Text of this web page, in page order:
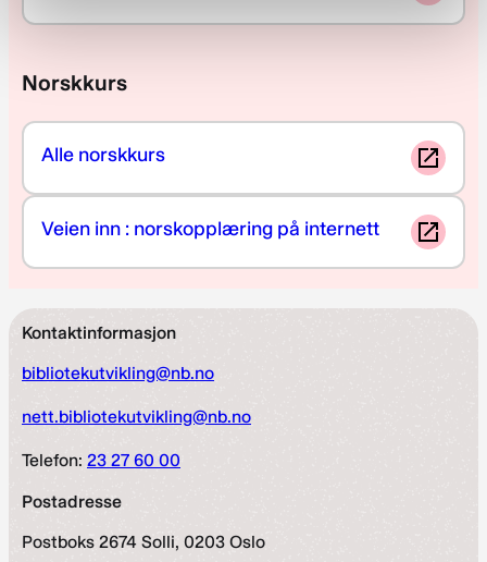
Norskkurs
Alle norskkurs
Veien inn : norskopplæring på internett
Kontaktinformasjon
bibliotekutvikling@nb.no
nett.bibliotekutvikling@nb.no
Telefon: 23 27 60 00
Postadresse
Postboks 2674 Solli, 0203 Oslo